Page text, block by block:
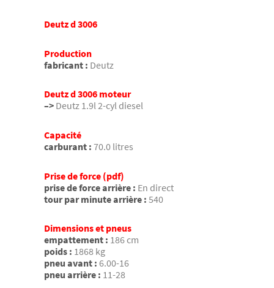
Deutz d 3006
Production
fabricant : Deutz
Deutz d 3006 moteur
–> Deutz 1.9l 2-cyl diesel
Capacité
carburant : 70.0 litres
Prise de force (pdf)
prise de force arrière : En direct
tour par minute arrière : 540
Dimensions et pneus
empattement : 186 cm
poids : 1868 kg
pneu avant : 6.00-16
pneu arrière : 11-28